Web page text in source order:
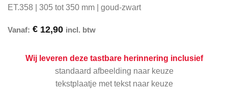
ET.358 | 305 tot 350 mm | goud-zwart
Vanaf: € 12,90 incl. btw
Wij leveren deze tastbare herinnering inclusief
standaard afbeelding naar keuze
tekstplaatje met tekst naar keuze